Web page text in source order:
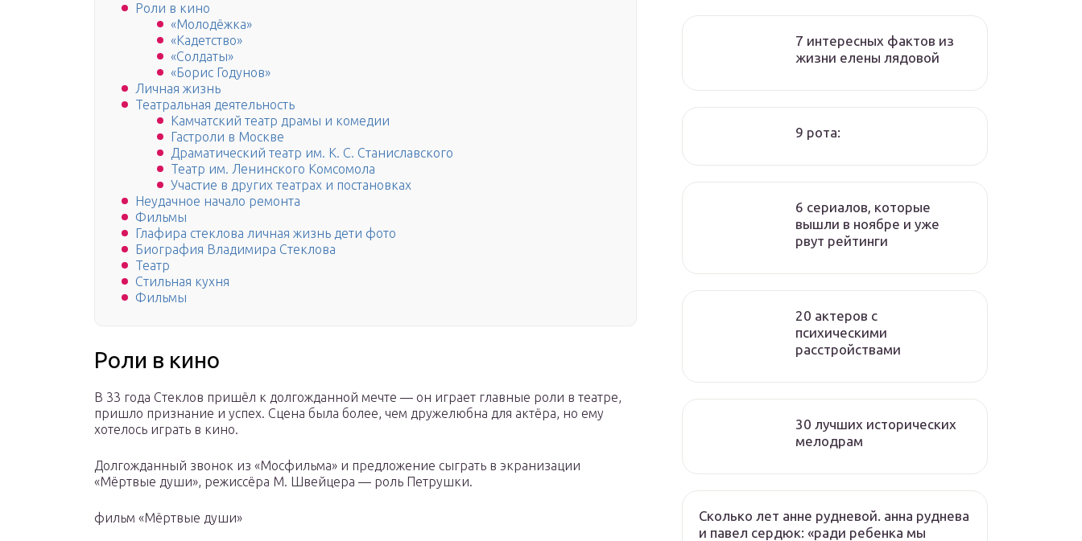
Роли в кино
«Молодёжка»
«Кадетство»
«Солдаты»
«Борис Годунов»
Личная жизнь
Театральная деятельность
Камчатский театр драмы и комедии
Гастроли в Москве
Драматический театр им. К. С. Станиславского
Театр им. Ленинского Комсомола
Участие в других театрах и постановках
Неудачное начало ремонта
Фильмы
Глафира стеклова личная жизнь дети фото
Биография Владимира Стеклова
Театр
Стильная кухня
Фильмы
Роли в кино
В 33 года Стеклов пришёл к долгожданной мечте — он играет главные роли в театре,
пришло признание и успех. Сцена была более, чем дружелюбна для актёра, но ему
хотелось играть в кино.
Долгожданный звонок из «Мосфильма» и предложение сыграть в экранизации
«Мёртвые души», режиссёра М. Швейцера — роль Петрушки.
фильм «Мёртвые души»
7 интересных фактов из
жизни елены лядовой
9 рота:
6 сериалов, которые
вышли в ноябре и уже
рвут рейтинги
20 актеров с
психическими
расстройствами
30 лучших исторических
мелодрам
Сколько лет анне рудневой. анна руднева
и павел сердюк: «ради ребенка мы